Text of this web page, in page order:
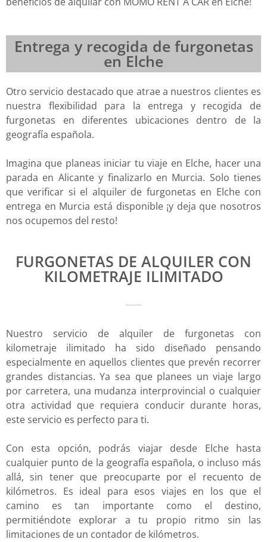
Entrega y recogida de furgonetas
en Elche
Otro servicio destacado que atrae a nuestros clientes es
nuestra flexibilidad para la entrega y recogida de
furgonetas en diferentes ubicaciones dentro de la
geografía española.
Imagina que planeas iniciar tu viaje en Elche, hacer una
parada en Alicante y finalizarlo en Murcia. Solo tienes
que verificar si el alquiler de furgonetas en Elche con
entrega en Murcia está disponible ¡y deja que nosotros
nos ocupemos del resto!
FURGONETAS DE ALQUILER CON
KILOMETRAJE ILIMITADO
Nuestro servicio de alquiler de furgonetas con
kilometraje ilimitado ha sido diseñado pensando
especialmente en aquellos clientes que prevén recorrer
grandes distancias. Ya sea que planees un viaje largo
por carretera, una mudanza interprovincial o cualquier
otra actividad que requiera conducir durante horas,
este servicio es perfecto para ti.
Con esta opción, podrás viajar desde Elche hasta
cualquier punto de la geografía española, o incluso más
allá, sin tener que preocuparte por el recuento de
kilómetros. Es ideal para esos viajes en los que el
camino es tan importante como el destino,
permitiéndote explorar a tu propio ritmo sin las
limitaciones de un contador de kilómetros.